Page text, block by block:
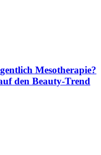
Mesotherapie?
den Beauty-Trend